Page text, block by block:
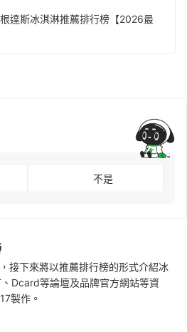
達斯冰淇淋推薦排行榜【2026最
不是
接下來將以推薦排行榜的形式介紹冰
Dcard等論壇及品牌官方網站等資
製作。